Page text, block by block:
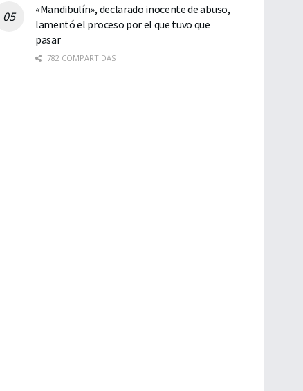
«Mandibulín», declarado inocente de abuso,
lamentó el proceso por el que tuvo que
pasar
782 COMPARTIDAS